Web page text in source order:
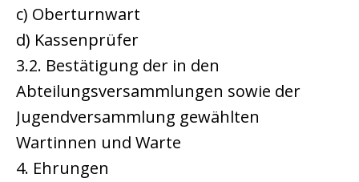
c) Oberturnwart
d) Kassenprüfer
3.2. Bestätigung der in den
Abteilungsversammlungen sowie der
Jugendversammlung gewählten
Wartinnen und Warte
4. Ehrungen